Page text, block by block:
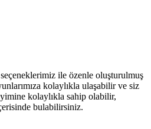
seçeneklerimiz ile özenle oluşturulmuş
kolaylıkla ulaşabilir ve siz
kolaylıkla sahip olabilir,
bulabilirsiniz.